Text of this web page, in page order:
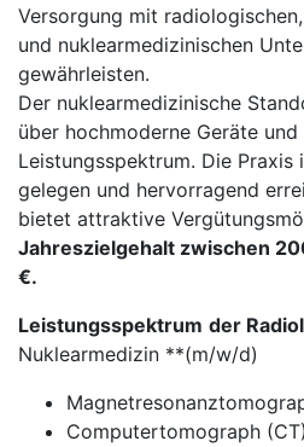
Versorgung mit
und nuklearmedizinischen
gewährleisten.
Der nuklearmedizinische
über hochmoderne Geräte
Leistungsspektrum. Die Praxis
gelegen und hervorragend
bietet attraktive
Jahreszielgehalt zwischen
€.
Leistungsspektrum der
Nuklearmedizin **(m/w/d)
Computertomograph (CT)